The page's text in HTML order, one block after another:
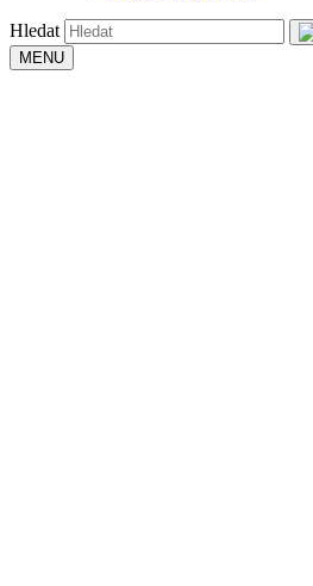
Hledat
MENU